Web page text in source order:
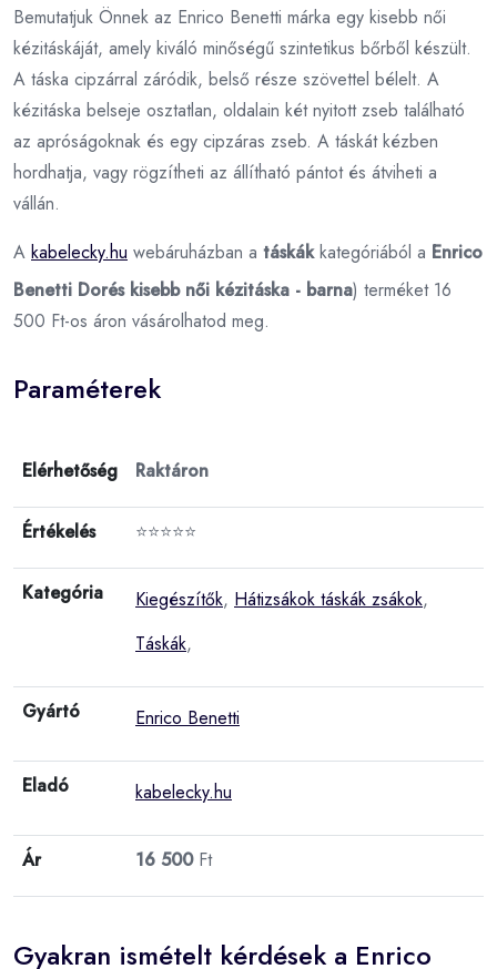
Bemutatjuk Önnek az Enrico Benetti márka egy kisebb női
kézitáskáját, amely kiváló minőségű szintetikus bőrből készült.
A táska cipzárral záródik, belső része szövettel bélelt. A
kézitáska belseje osztatlan, oldalain két nyitott zseb található
az apróságoknak és egy cipzáras zseb. A táskát kézben
hordhatja, vagy rögzítheti az állítható pántot és átviheti a
vállán.
A kabelecky.hu webáruházban a táskákkategóriából a Enrico
Benetti Dorés kisebb női kézitáska - barna) terméket 16
500 Ft-os áron vásárolhatod meg.
Paraméterek
Elérhetőség Raktáron
Értékelés ⭐⭐⭐⭐⭐
Kategória Kiegészítők, Hátizsákok táskák zsákok,
Táskák,
Gyártó Enrico Benetti
Eladó kabelecky.hu
Ár 16 500Ft
Gyakran ismételt kérdések a Enrico